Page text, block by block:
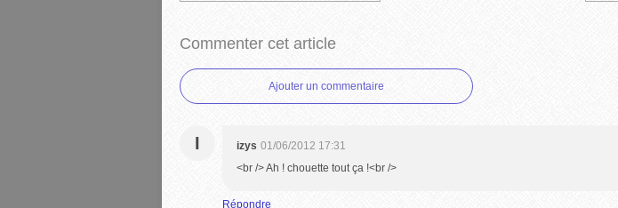
Commenter cet article
Ajouter un commentaire
I izys 01/06/2012 17:31
<br /> Ah ! chouette tout ça !<br />
Répondre